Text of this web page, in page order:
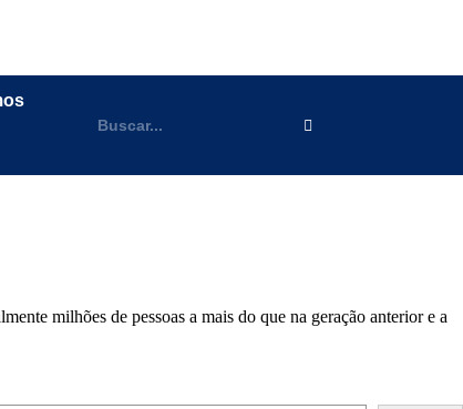
milhões de pessoas a mais do que na geração anterior e a